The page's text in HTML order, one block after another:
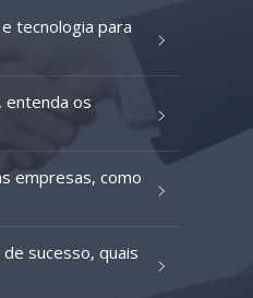
tecnologia para
entenda os
empresas, como
sucesso, quais